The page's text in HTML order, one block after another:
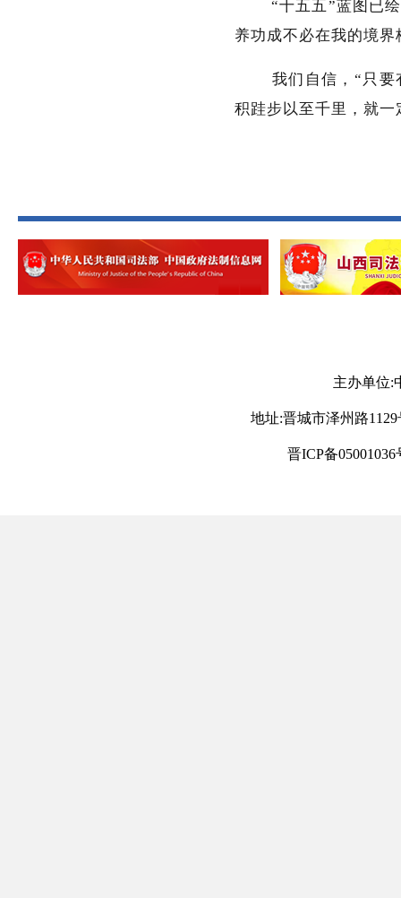
“十五五”蓝图已绘
养功成不必在我的境
我们自信，“只要有
积跬步以至千里，就
主办单位:
地址:晋城市泽州路1129
晋ICP备05001036